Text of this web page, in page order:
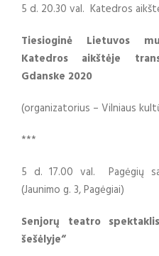
5 d. 20.30 val. Katedros
Tiesioginė Lietuvos
Katedros aikštėje
Gdanske 2020
(organizatorius – Vilniaus
***
5 d. 17.00 val. Pagėgių
(Jaunimo g. 3, Pagėgiai)
Senjorų teatro
šešėlyje“